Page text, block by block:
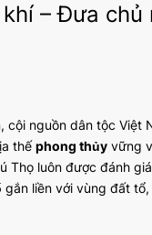
– Đưa chủ
nguồn dân tộc Việt
thếphong thủy vững
Thọ luôn được đánh
gắn liền với vùng đất